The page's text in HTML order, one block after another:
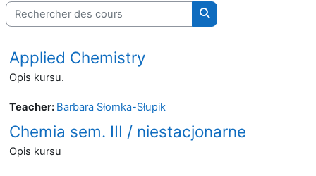
Rechercher des cours
Rechercher des cours
Applied Chemistry
Opis kursu.
Teacher: Barbara Słomka-Słupik
Chemia sem. III / niestacjonarne
Opis kursu